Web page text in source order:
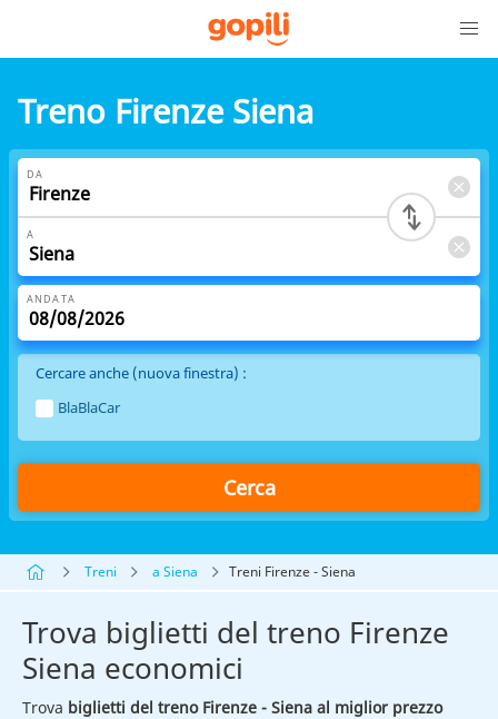
Treno Firenze Siena
DA
A
ANDATA
Cercare anche (nuova finestra) :
BlaBlaCar
Cerca
Treni a Siena Treni Firenze - Siena
Trova biglietti del treno Firenze
Siena economici
Trova biglietti del treno Firenze - Siena al miglior prezzo